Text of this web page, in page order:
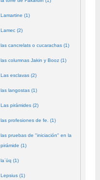
Lamartine (1)
Lamec (2)
las cancrelats o cucarachas (1)
las columnas Jakin y Booz (1)
Las esclavas (2)
las langostas (1)
Las pirámides (2)
las profesiones de fe. (1)
las pruebas de "iniciación" en la
pirámide (1)
laʿūq (1)
Lepsius (1)